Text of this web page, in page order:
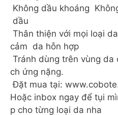
Không dầu khoáng
dầu
Thân thiện với mọi loại
cảm da hỗn hợp
Tránh dùng trên vùng
ch ứng nặng.
Đặt mua tại:
Hoặc inbox ngay để tụi
p cho từng loại da nha